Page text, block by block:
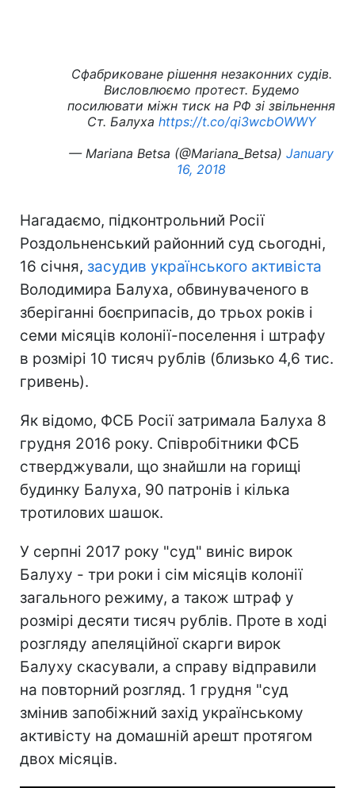
Сфабриковане рішення незаконних судів.
Висловлюємо протест. Будемо
посилювати міжн тиск на РФ зі звільнення
Ст. Балуха https://t.co/qi3wcbOWWY
— Mariana Betsa (@Mariana_Betsa) January
16, 2018
Нагадаємо, підконтрольний Росії
Роздольненський районний суд сьогодні,
16 січня, засудив українського активіста
Володимира Балуха, обвинуваченого в
зберіганні боєприпасів, до трьох років і
семи місяців колонії-поселення і штрафу
в розмірі 10 тисяч рублів (близько 4,6 тис.
гривень).
Як відомо, ФСБ Росії затримала Балуха 8
грудня 2016 року. Співробітники ФСБ
стверджували, що знайшли на горищі
будинку Балуха, 90 патронів і кілька
тротилових шашок.
У серпні 2017 року "суд" виніс вирок
Балуху - три роки і сім місяців колонії
загального режиму, а також штраф у
розмірі десяти тисяч рублів. Проте в ході
розгляду апеляційної скарги вирок
Балуху скасували, а справу відправили
на повторний розгляд. 1 грудня "суд
змінив запобіжний захід українському
активісту на домашній арешт протягом
двох місяців.